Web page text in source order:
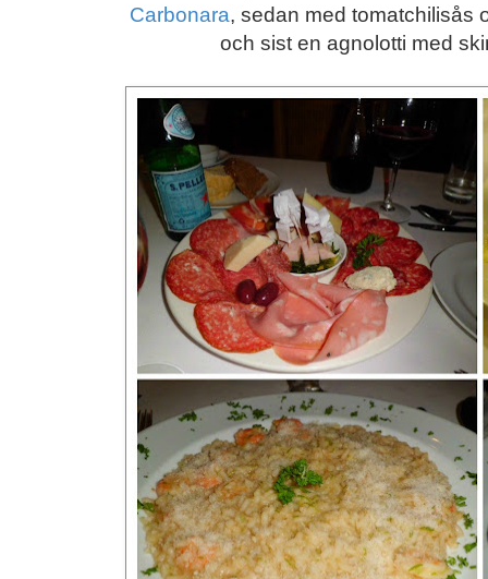
Carbonara, sedan med tomatchilisås
och sist en agnolotti med